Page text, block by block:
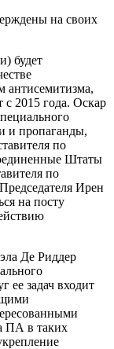
на своих
будет
антисемитизма,
с 2015 года. Оскар
и пропаганды,
по
Штаты
по
Ирен
на посту
Де Риддер
ее задач входит
ПА в таких